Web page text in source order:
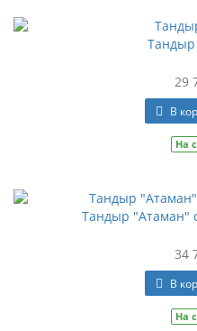
29
В
На
Тандыр "Атаман"
34
В
На